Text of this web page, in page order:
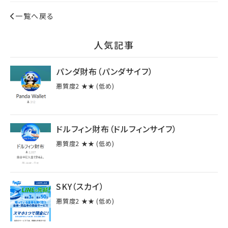
一覧へ戻る
⼈気記事
パンダ財布（パンダサイフ）
悪質度2 ★★ (低め)
ドルフィン財布（ドルフィンサイフ）
悪質度2 ★★ (低め)
SKY（スカイ）
悪質度2 ★★ (低め)